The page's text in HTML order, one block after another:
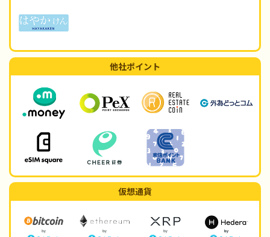
他社ポイント
仮想通貨